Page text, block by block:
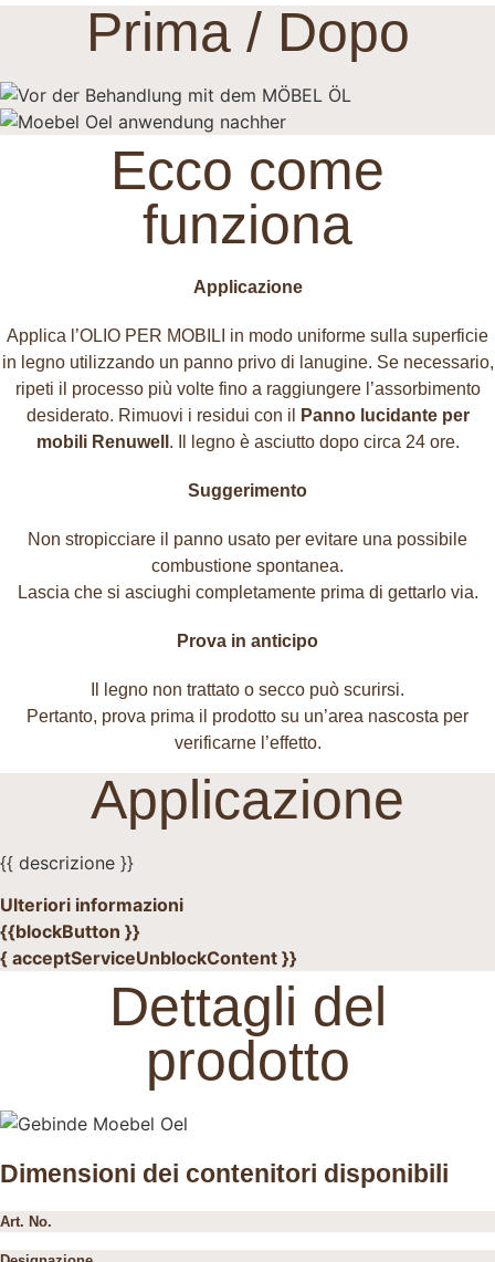
Prima / Dopo
Ecco come
funziona
Applicazione
Applica l’OLIO PER MOBILI in modo uniforme sulla superficie
in legno utilizzando un panno privo di lanugine. Se necessario,
ripeti il processo più volte fino a raggiungere l’assorbimento
desiderato. Rimuovi i residui con il
Panno lucidante per
mobili Renuwell . Il legno è asciutto dopo circa 24 ore.
Suggerimento
Non stropicciare il panno usato per evitare una possibile
combustione spontanea.
Lascia che si asciughi completamente prima di gettarlo via.
Prova in anticipo
Il legno non trattato o secco può scurirsi.
Pertanto, prova prima il prodotto su un’area nascosta per
verificarne l’effetto.
Applicazione
{{ descrizione }}
Ulteriori informazioni
{{blockButton }}
{ acceptServiceUnblockContent }}
Dettagli del
prodotto
Dimensioni dei contenitori disponibili
Art. No.